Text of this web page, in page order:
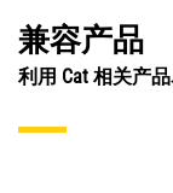
兼容产品
利用 Cat 相关产